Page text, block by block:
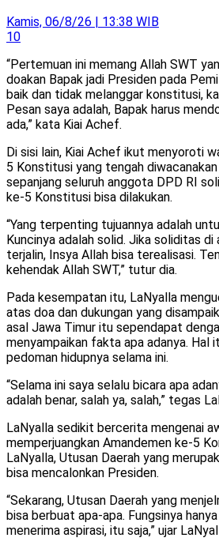
Kamis, 06/8/26 | 13:38 WIB
10
“Pertemuan ini memang Allah SWT
doakan Bapak jadi Presiden pada
baik dan tidak melanggar konstitusi,
Pesan saya adalah, Bapak harus
ada,” kata Kiai Achef.
Di sisi lain, Kiai Achef ikut menyoroti
5 Konstitusi yang tengah
sepanjang seluruh anggota DPD RI
ke-5 Konstitusi bisa dilakukan.
“Yang terpenting tujuannya adalah
Kuncinya adalah solid. Jika soliditas
terjalin, Insya Allah bisa terealisasi.
kehendak Allah SWT,” tutur dia.
Pada kesempatan itu, LaNyalla
atas doa dan dukungan yang
asal Jawa Timur itu sependapat
menyampaikan fakta apa adanya. Hal
pedoman hidupnya selama ini.
“Selama ini saya selalu bicara apa
adalah benar, salah ya, salah,” tegas
LaNyalla sedikit bercerita mengenai
memperjuangkan Amandemen ke-5
LaNyalla, Utusan Daerah yang
bisa mencalonkan Presiden.
“Sekarang, Utusan Daerah yang
bisa berbuat apa-apa. Fungsinya
menerima aspirasi, itu saja,” ujar